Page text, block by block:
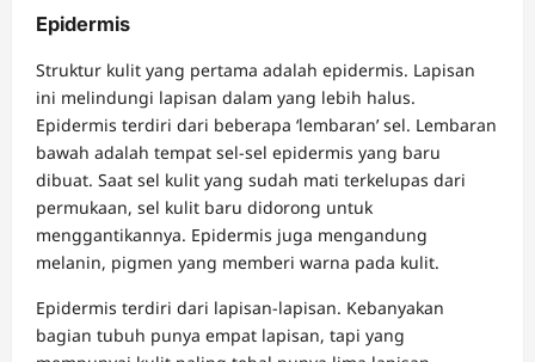
Epidermis
Struktur kulit yang pertama adalah epidermis. Lapisan
ini melindungi lapisan dalam yang lebih halus.
Epidermis terdiri dari beberapa ‘lembaran’ sel. Lembaran
bawah adalah tempat sel-sel epidermis yang baru
dibuat. Saat sel kulit yang sudah mati terkelupas dari
permukaan, sel kulit baru didorong untuk
menggantikannya. Epidermis juga mengandung
melanin, pigmen yang memberi warna pada kulit.
Epidermis terdiri dari lapisan-lapisan. Kebanyakan
bagian tubuh punya empat lapisan, tapi yang